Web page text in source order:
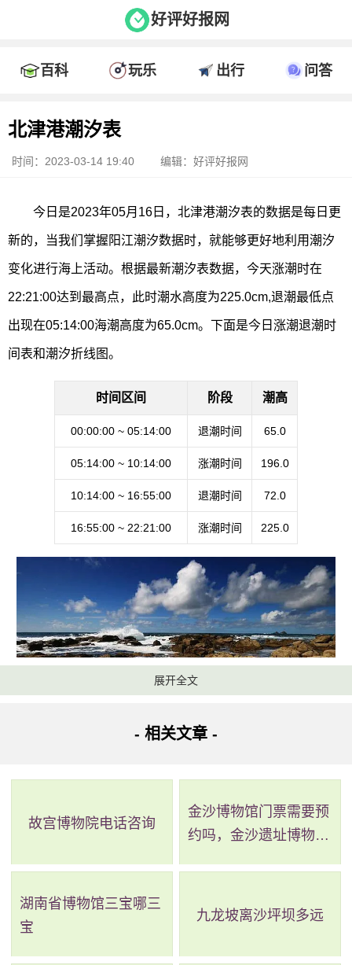
好评好报网
百科 玩乐 出行 问答
北津港潮汐表
时间：2023-03-14 19:40 编辑：好评好报网
今日是2023年05月16日，北津港潮汐表的数据是每日更
新的，当我们掌握阳江潮汐数据时，就能够更好地利用潮汐
变化进行海上活动。根据最新潮汐表数据，今天涨潮时在
22:21:00达到最高点，此时潮水高度为225.0cm,退潮最低点
出现在05:14:00海潮高度为65.0cm。下面是今日涨潮退潮时
间表和潮汐折线图。
时间区间 阶段 潮高
00:00:00 ~ 05:14:00 退潮时间 65.0
05:14:00 ~ 10:14:00 涨潮时间 196.0
10:14:00 ~ 16:55:00 退潮时间 72.0
16:55:00 ~ 22:21:00 涨潮时间 225.0
展开全文
- 相关文章 -
故宫博物院电话咨询
金沙博物馆门票需要预
约吗，金沙遗址博物馆
湖南省博物馆三宝哪三
宝
九龙坡离沙坪坝多远